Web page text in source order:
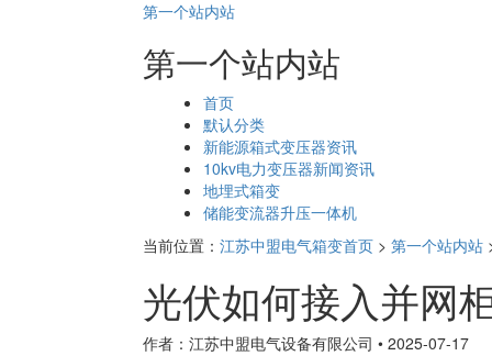
第一个站内站
第一个站内站
首页
默认分类
新能源箱式变压器资讯
10kv电力变压器新闻资讯
地埋式箱变
储能变流器升压一体机
当前位置： 江苏中盟电气箱变首页 > 第一个站内站
光伏如何接入并网
作者：江苏中盟电气设备有限公司 • 2025-07-17